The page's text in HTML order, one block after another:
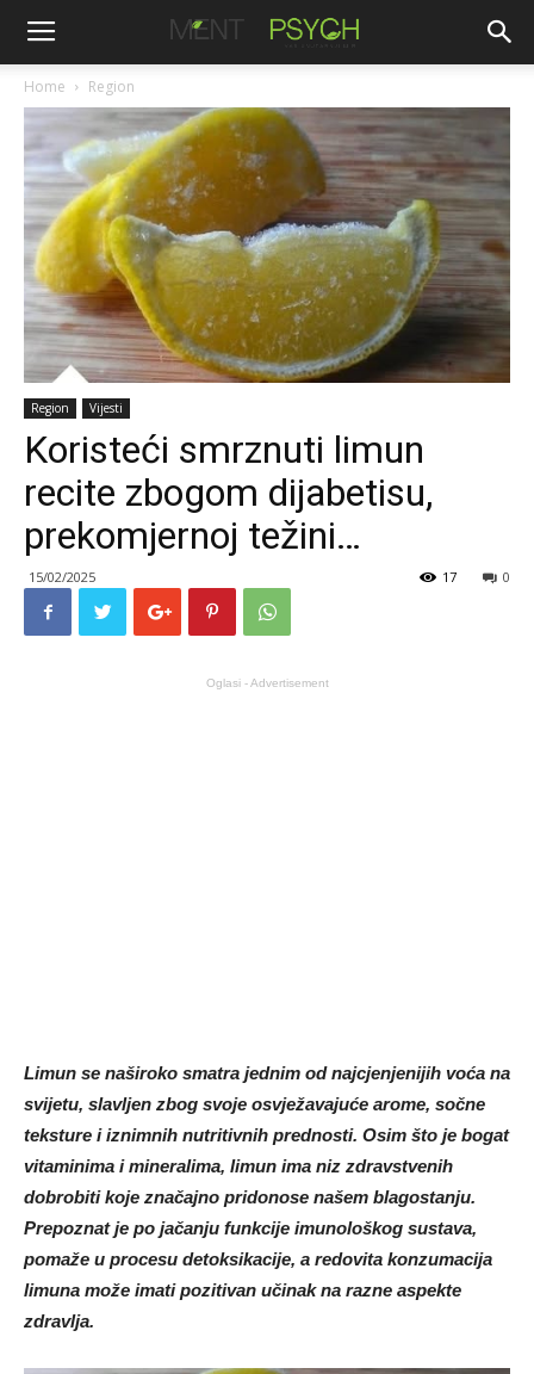
Home Region
Region Vijesti
Koristeći smrznuti limun
recite zbogom dijabetisu,
prekomjernoj težini…
15/02/2025 0
17
Oglasi - Advertisement
Limun se naširoko smatra jednim od najcjenjenijih voća na
svijetu, slavljen zbog svoje osvježavajuće arome, sočne
teksture i iznimnih nutritivnih prednosti. Osim što je bogat
vitaminima i mineralima, limun ima niz zdravstvenih
dobrobiti koje značajno pridonose našem blagostanju.
Prepoznat je po jačanju funkcije imunološkog sustava,
pomaže u procesu detoksikacije, a redovita konzumacija
limuna može imati pozitivan učinak na razne aspekte
zdravlja.